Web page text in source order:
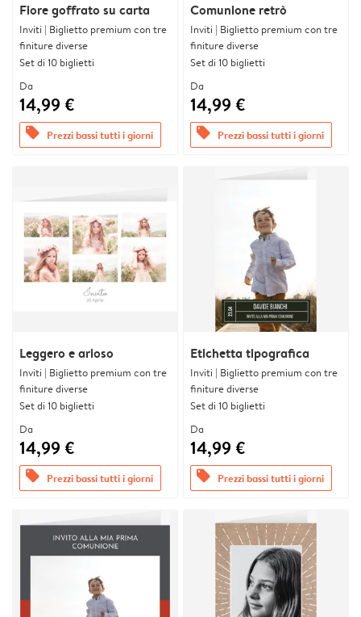
Fiore goffrato su carta
Inviti | Biglietto premium con tre
finiture diverse
Set di 10 biglietti
Da
14,99 €
offers Prezzi bassi tutti i giorni
Comunione retrò
Inviti | Biglietto premium con tre
finiture diverse
Set di 10 biglietti
Da
14,99 €
offers Prezzi bassi tutti i giorni
Leggero e arioso
Inviti | Biglietto premium con tre
finiture diverse
Set di 10 biglietti
Da
14,99 €
offers Prezzi bassi tutti i giorni
Etichetta tipografica
Inviti | Biglietto premium con tre
finiture diverse
Set di 10 biglietti
Da
14,99 €
offers Prezzi bassi tutti i giorni